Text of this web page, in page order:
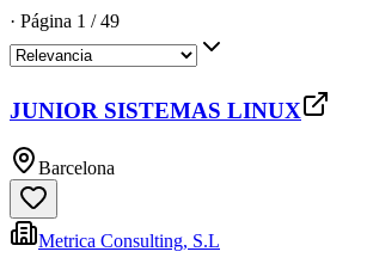
· Página 1 /49
JUNIOR SISTEMAS LINUX
Barcelona
Metrica Consulting, S.L